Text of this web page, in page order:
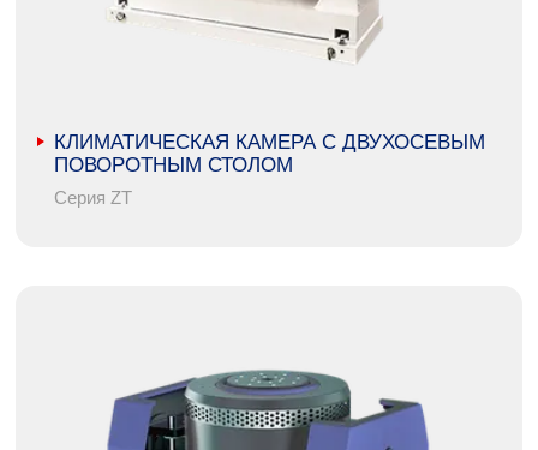
КЛИМАТИЧЕСКАЯ КАМЕРА С ДВУХОСЕВЫМ
ПОВОРОТНЫМ СТОЛОМ
Серия ZT